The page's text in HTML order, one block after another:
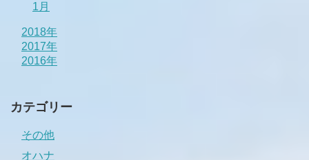
1月
2018年
2017年
2016年
カテゴリー
その他
オハナ